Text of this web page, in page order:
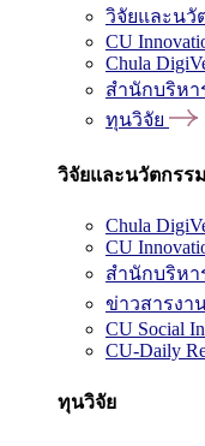
วิจัยและนวั
CU
Chula
สำนักบริหา
ทุนวิจัย
วิจัยและนวัตกรรม
Chula
CU
สำนักบริหา
ข่าวสารงา
CU Social
CU-Daily
ทุนวิจัย